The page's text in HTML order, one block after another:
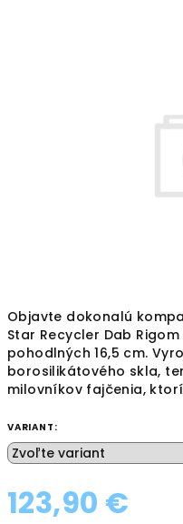
Objavte dokonalú
Star Recycler Dab
pohodlných 16,5 cm.
borosilikátového skla,
milovníkov fajčenia,
VARIANT:
123,90 €